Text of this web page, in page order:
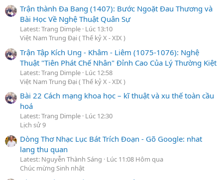
Trận thành Đa Bang (1407): Bước Ngoặt Đau Thương và
Bài Học Về Nghệ Thuật Quân Sự
Latest: Trang Dimple Lúc 13:10
Việt Nam Trung Đại ( Thế kỷ X - XIX )
Trận Tập Kích Ung - Khâm - Liêm (1075-1076): Nghệ
Thuật "Tiên Phát Chế Nhân" Đỉnh Cao Của Lý Thường Kiệt
Latest: Trang Dimple Lúc 12:58
Việt Nam Trung Đại ( Thế kỷ X - XIX )
Bài 22 Cách mạng khoa học – kĩ thuật và xu thế toàn cầu
hoá
Latest: Trang Dimple Lúc 12:30
Lịch sử 9
Dòng Thơ Nhạc Lục Bát Trích Đoạn - Gõ Google: nhat
lang thu quan
Latest: Nguyễn Thành Sáng
Lúc 11:08 Hôm qua
Chúc mừng Sinh nhật